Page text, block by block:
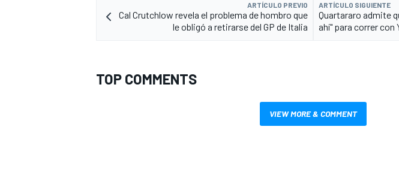
ARTÍCULO PREVIO
Cal Crutchlow revela el problema de hombro que
le obligó a retirarse del GP de Italia
ARTÍCULO SIGUIENTE
Quartararo admite
ahí" para correr con
TOP COMMENTS
VIEW MORE & COMMENT